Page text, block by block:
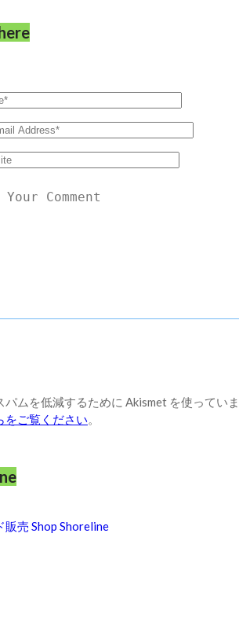
パムを低減するために Akismet を使ってい
をご覧ください。